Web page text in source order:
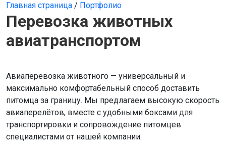
Главная страница / Портфолио
Перевозка животных
авиатранспортом
Авиаперевозка животного — универсальный и
максимально комфортабельный способ доставить
питомца за границу. Мы предлагаем высокую скорость
авиаперелётов, вместе с удобными боксами для
транспортировки и сопровождение питомцев
специалистами от нашей компании.